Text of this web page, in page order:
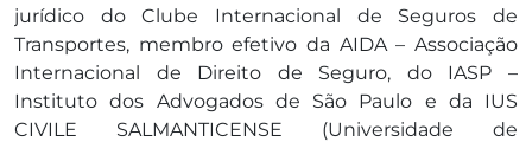
jurídico do Clube Internacional de Seguros de
Transportes, membro efetivo da AIDA – Associação
Internacional de Direito de Seguro, do IASP –
Instituto dos Advogados de São Paulo e da IUS
CIVILE SALMANTICENSE (Universidade de